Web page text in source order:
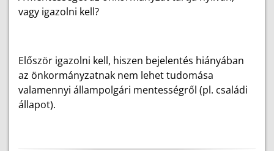
vagy igazolni kell?
Először igazolni kell, hiszen bejelentés hiányában
az önkormányzatnak nem lehet tudomása
valamennyi állampolgári mentességről (pl. családi
állapot).